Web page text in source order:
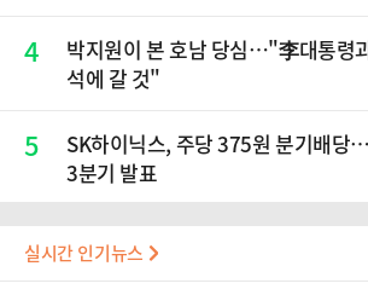
4
박지원이 본 호남 당심…"李대통령
석에 갈 것"
5
SK하이닉스, 주당 375원 분기배당
3분기 발표
실시간 인기뉴스